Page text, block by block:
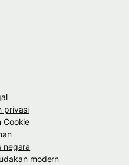
privasi
Cookie
negara
modern